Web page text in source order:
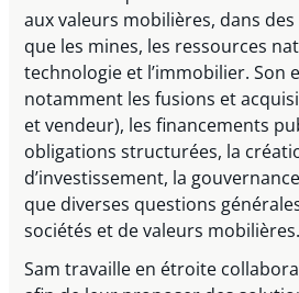
aux valeurs mobilières, dans
que les mines, les ressources
technologie et l’immobilier. Son
notamment les fusions et
et vendeur), les financements
obligations structurées, la
d’investissement, la
que diverses questions
sociétés et de valeurs mobilières.
Sam travaille en étroite